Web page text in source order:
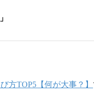
方TOP5【何が大事？】